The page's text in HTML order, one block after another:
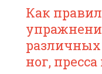
Как
ног,